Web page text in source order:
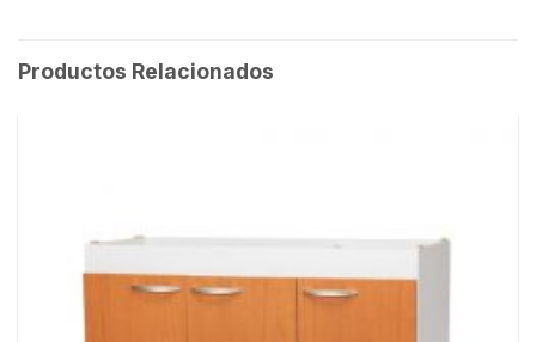
Productos Relacionados